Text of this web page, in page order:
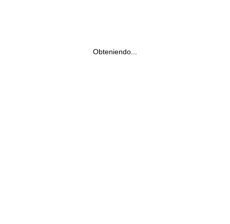
Obteniendo...